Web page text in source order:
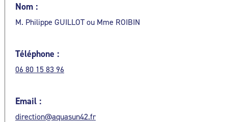
Nom :
M. Philippe GUILLOT ou Mme ROIBIN
Téléphone :
06 80 15 83 96
Email :
direction@aquasun42.fr